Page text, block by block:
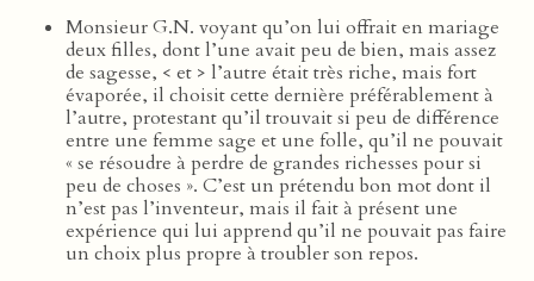
Monsieur G.N. voyant qu’on lui offrait en mariage
deux filles, dont l’une avait peu de bien, mais assez
de sagesse, < et > l’autre était très riche, mais fort
évaporée, il choisit cette dernière préférablement à
l’autre, protestant qu’il trouvait si peu de différence
entre une femme sage et une folle, qu’il ne pouvait
« se résoudre à perdre de grandes richesses pour si
peu de choses ». C’est un prétendu bon mot dont il
n’est pas l’inventeur, mais il fait à présent une
expérience qui lui apprend qu’il ne pouvait pas faire
un choix plus propre à troubler son repos.